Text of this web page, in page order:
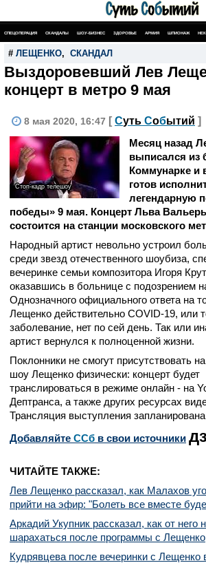
СПЕЦОПЕРАЦИЯ СКАНДАЛЫ ШОУ-БИЗНЕС ЗДОРОВЬЕ АРМИЯ ШПИОНАЖ
# ЛЕЩЕНКО, СКАНДАЛ
Выздоровевший Лев
концерт в метро 9 мая
8 мая 2020, 16:47 [ Суть Событий ]
Стоп-кадр телешоу
Месяц назад
выписался из
Коммунарке и
готов
легендарную
победы» 9 мая. Концерт Льва
состоится на станции московского
Народный артист невольно устроил
среди звезд отечественного шоубиза,
вечеринке семьи композитора Игоря
оказавшись в больнице с подозрением
Однозначного официального ответа на
Лещенко действительно COVID-19, или
заболевание, нет по сей день. Так или
артист вернулся к полноценной жизни.
Поклонники не смогут присутствовать
шоу Лещенко физически: концерт будет
транслироваться в режиме онлайн - на
Дептранса, а также других ресурсах
Трансляция выступления
Добавляйте CСб в свои источники
ЧИТАЙТЕ ТАКЖЕ:
Лев Лещенко рассказал, как Малахов
прийти на эфир: "Болеть все вместе
Аркадий Укупник рассказал, как от него
шарахаться после программы с Лещенко
Кудрявцева после вечеринки с Лещенко